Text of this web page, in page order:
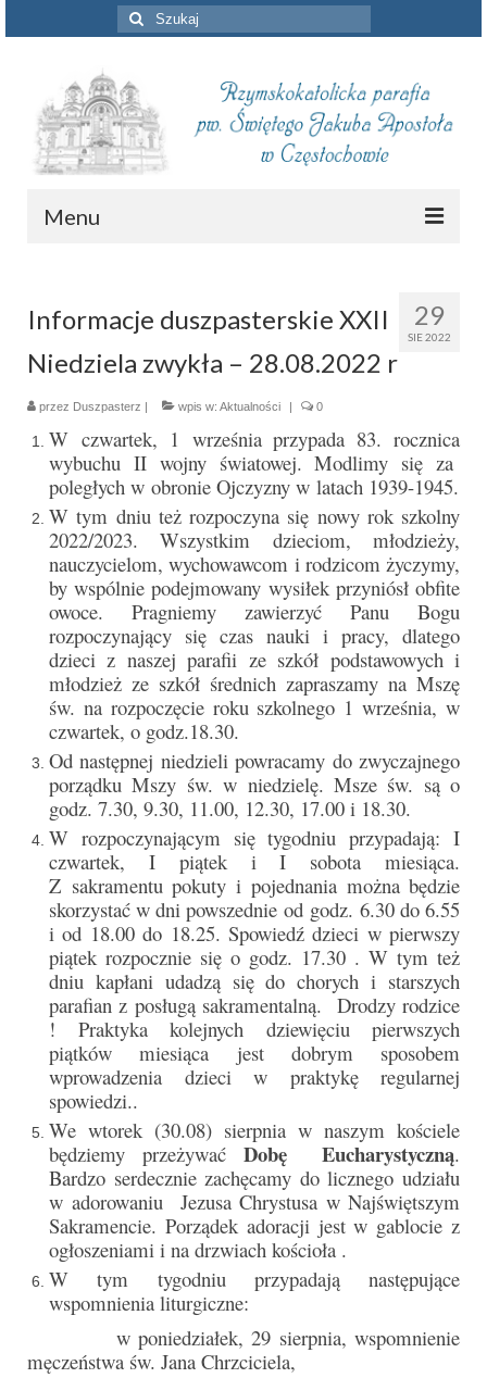
Szuklaj
w:
Menu
Intencje mszalne
Informacje duszpasterskie
Piszą o nas
Remont kościoła
Parafia
Historia
Duszpasterze
Nasz patron
Kościół Rektoracki
Vademecum
Wspólnoty parafialne
Katecheza parafialna
Niezbędnik Katolika
Kaplica Adoracji
Pracownicy
e-Katolik
Nabożeństwa
Nabożeństwa różne
Pogrzeb katolicki
Sakramenty
Sakrament chrztu
Sakrament eucharystii
Sakrament bierzmowania
Sakrament pojednania
29
SIE 2022
Informacje duszpasterskie XXII
Niedziela zwykła – 28.08.2022 r
przez Duszpasterz wpis w: Aktualności 0
W czwartek, 1 września przypada 83. rocznica
wybuchu II wojny światowej. Modlimy się za
poległych w obronie Ojczyzny w latach 1939-1945.
W tym dniu też rozpoczyna się nowy rok szkolny
2022/2023. Wszystkim dzieciom, młodzieży,
nauczycielom, wychowawcom i rodzicom życzymy,
by wspólnie podejmowany wysiłek przyniósł obfite
owoce. Pragniemy zawierzyć Panu Bogu
rozpoczynający się czas nauki i pracy, dlatego
dzieci z naszej parafii ze szkół podstawowych i
młodzież ze szkół średnich zapraszamy na Mszę
św. na rozpoczęcie roku szkolnego 1 września, w
czwartek, o godz.18.30.
Od następnej niedzieli powracamy do zwyczajnego
porządku Mszy św. w niedzielę. Msze św. są o
godz. 7.30, 9.30, 11.00, 12.30, 17.00 i 18.30.
W rozpoczynającym się tygodniu przypadają: I
czwartek, I piątek i I sobota miesiąca.
Z sakramentu pokuty i pojednania można będzie
skorzystać w dni powszednie od godz. 6.30 do 6.55
i od 18.00 do 18.25. Spowiedź dzieci w pierwszy
piątek rozpocznie się o godz. 17.30 . W tym też
dniu kapłani udadzą się do chorych i starszych
parafian z posługą sakramentalną. Drodzy rodzice
! Praktyka kolejnych dziewięciu pierwszych
piątków miesiąca jest dobrym sposobem
wprowadzenia dzieci w praktykę regularnej
spowiedzi..
We wtorek (30.08) sierpnia w naszym kościele
będziemy przeżywać Dobę Eucharystyczną.
Bardzo serdecznie zachęcamy do licznego udziału
w adorowaniu Jezusa Chrystusa w Najświętszym
Sakramencie. Porządek adoracji jest w gablocie z
ogłoszeniami i na drzwiach kościoła .
W tym tygodniu przypadają następujące
wspomnienia liturgiczne:
w poniedziałek, 29 sierpnia, wspomnienie
męczeństwa św. Jana Chrzciciela,